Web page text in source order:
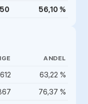
56,10 %
ANDEL
63,22 %
76,37 %